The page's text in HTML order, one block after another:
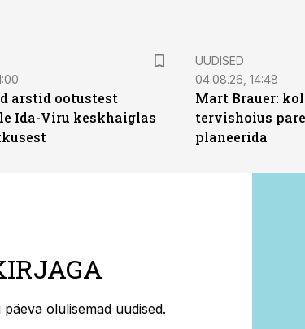
arstid ootustest
Ida-Viru keskhaiglas
UUDISED
04.08.26, 14:48
Mart Brauer:
tervishoius
planeerida
olulisemad uudised.